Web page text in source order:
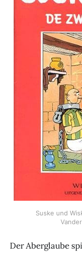
Suske und
Der Aberglaube